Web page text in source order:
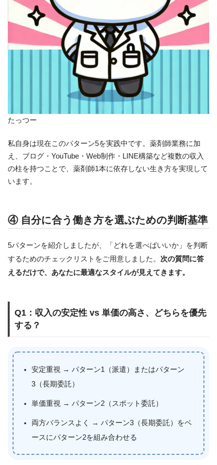
たっつー
私自身は現在このパターン5を実践中です。薬剤師業務に加
え、ブログ・YouTube・Web制作・LINE構築など複数の収入
の柱を持つことで、薬剤師1本に依存しない生き方を実現して
います。
④ 自分に合う働き方を選ぶための判断基準
5パターンを紹介しましたが、「どれを選べばいいか」を判断
するためのチェックリストをご用意しました。 次の質問に答
えるだけで、あなたに最適なスタイルが見えてきます。
Q1：収入の安定性 vs 単価の高さ、どちらを優先
する？
安定重視 → パターン1（派遣）またはパターン
3（長期委託）
単価重視 → パターン2（スポット委託）
両方バランスよく → パターン3（長期委託）をベ
ースにパターン2を組み合わせる